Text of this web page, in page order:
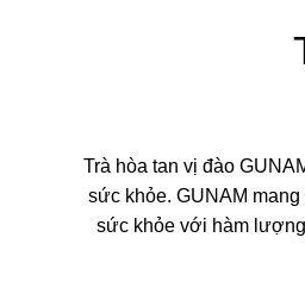
Trà hòa tan vị đào
sức khỏe. GUNAM
sức khỏe với hàm